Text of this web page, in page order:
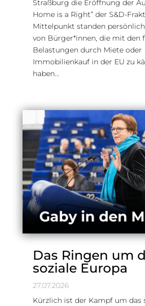
Straßburg die Eröffnung der
Home is a Right” der S&D-
Mittelpunkt standen
von Bürger*innen, die mit den
Belastungen durch Miete oder
Immobilienkauf in der EU zu
haben…
Das Ringen um
soziale Europa
27.07.2026
Kürzlich ist der Kampf um das